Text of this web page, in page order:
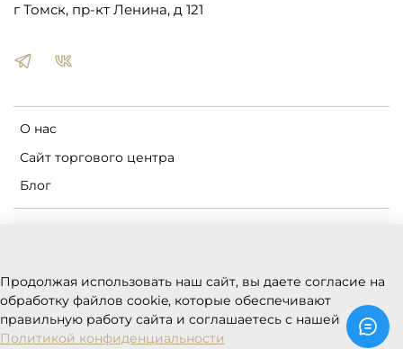
О нас
Сайт торгового центра
Блог
Условия обмена и возврата
Реквизиты
г Томск, пр-кт Ленина, д 121
Продолжая использовать наш сайт, вы даете согласие на
обработку файлов cookie, которые обеспечивают
правильную работу сайта и соглашаетесь с нашей
Политикой конфиденциальности